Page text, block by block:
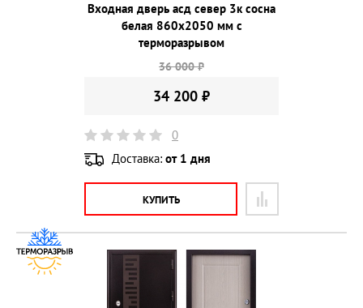
Входная дверь асд север 3к сосна
белая 860х2050 мм с
терморазрывом
36 000 ₽
34 200 ₽
0
Доставка: от 1 дня
КУПИТЬ